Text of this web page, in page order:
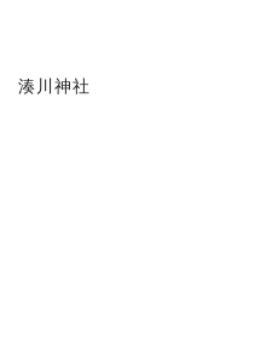
湊川神社